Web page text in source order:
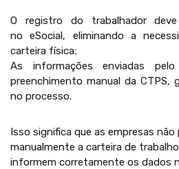
O registro do trabalhador
no eSocial, eliminando a
carteira física;
As informações enviadas
preenchimento manual da CTPS,
no processo.
Isso significa que as empresas
manualmente a carteira de
informem corretamente os dados